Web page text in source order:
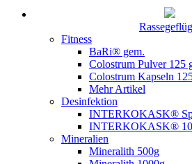
Fitness
BaRi® gem.
Colostrum Pulver 125
Colostrum Kapseln
Mehr Artikel
Desinfektion
INTERKOKASK®
INTERKOKASK®
Mineralien
Mineralith 500g